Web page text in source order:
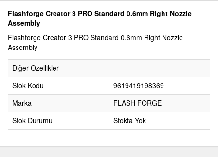
Flashforge Creator 3 PRO Standard 0.6mm Right Nozzle
Assembly
Flashforge Creator 3 PRO Standard 0.6mm Right Nozzle
Assembly
Diğer Özellikler
Stok Kodu
9619419198369
Marka
FLASH FORGE
Stok Durumu
Stokta Yok